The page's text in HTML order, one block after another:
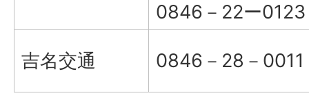
0846－22ー0123
吉名交通 0846－28－0011